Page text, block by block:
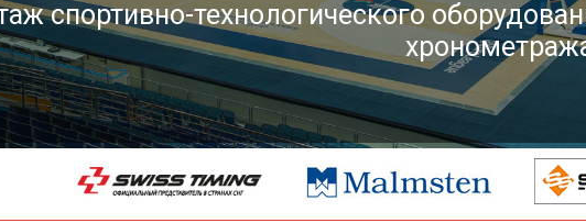
спортивно-технологического